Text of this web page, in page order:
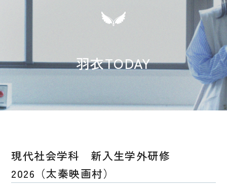
羽衣TODAY
現代社会学科 新入生学外研修
2026（太秦映画村）